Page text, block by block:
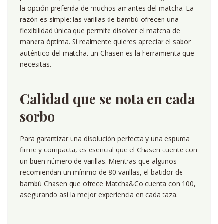
la opción preferida de muchos amantes del matcha. La
razón es simple: las varillas de bambú ofrecen una
flexibilidad única que permite disolver el matcha de
manera óptima. Si realmente quieres apreciar el sabor
auténtico del matcha, un Chasen es la herramienta que
necesitas.
Calidad que se nota en cada
sorbo
Para garantizar una disolución perfecta y una espuma
firme y compacta, es esencial que el Chasen cuente con
un buen número de varillas. Mientras que algunos
recomiendan un mínimo de 80 varillas, el batidor de
bambú Chasen que ofrece Matcha&Co cuenta con 100,
asegurando así la mejor experiencia en cada taza.